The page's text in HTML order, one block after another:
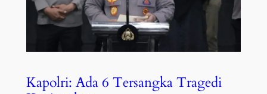
Kapolri: Ada 6 Tersangka Tragedi